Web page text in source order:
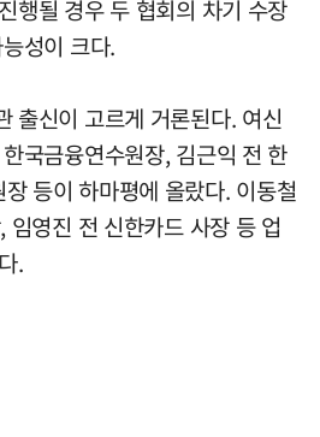
행될 경우 두 협회의 차기 수장
성이 크다.
출신이 고르게 거론된다. 여신
국금융연수원장, 김근익 전 한
등이 하마평에 올랐다. 이동철
임영진 전 신한카드 사장 등 업
.